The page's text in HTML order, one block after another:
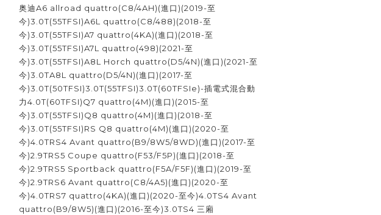
奥迪A6 allroad quattro(C8/4AH)(進口)(2019-至
今)3.0T(55TFSI)A6L quattro(C8/488)(2018-至
今)3.0T(55TFSI)A7 quattro(4KA)(進口)(2018-至
今)3.0T(55TFSI)A7L quattro(498)(2021-至
今)3.0T(55TFSI)A8L Horch quattro(D5/4N)(進口)(2021-至
今)3.0TA8L quattro(D5/4N)(進口)(2017-至
今)3.0T(50TFSI)3.0T(55TFSI)3.0T(60TFSIe)-插電式混合動
力4.0T(60TFSI)Q7 quattro(4M)(進口)(2015-至
今)3.0T(55TFSI)Q8 quattro(4M)(進口)(2018-至
今)3.0T(55TFSI)RS Q8 quattro(4M)(進口)(2020-至
今)4.0TRS4 Avant quattro(B9/8W5/8WD)(進口)(2017-至
今)2.9TRS5 Coupe quattro(F53/F5P)(進口)(2018-至
今)2.9TRS5 Sportback quattro(F5A/F5F)(進口)(2019-至
今)2.9TRS6 Avant quattro(C8/4A5)(進口)(2020-至
今)4.0TRS7 quattro(4KA)(進口)(2020-至今)4.0TS4 Avant
quattro(B9/8W5)(進口)(2016-至今)3.0TS4 三廂